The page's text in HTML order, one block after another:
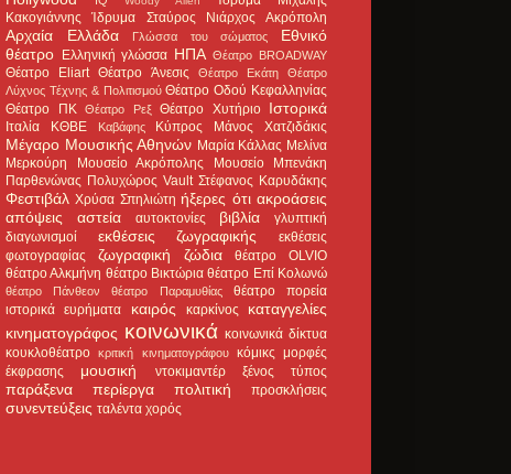
Κακογιάννης
Ίδρυμα Σταύρος Νιάρχος Ακρόπολη
Αρχαία Ελλάδα Γλώσσα του σώματος
Εθνικό
θέατρο Ελληνική γλώσσα ΗΠΑ Θέατρο BROADWAY
Θέατρο Eliart Θέατρο Άνεσις Θέατρο Εκάτη
Θέατρο
Λύχνος Τέχνης & Πολιτισμού Θέατρο Οδού Κεφαλληνίας
Θέατρο ΠΚ
Θέατρο Ρεξ Θέατρο Χυτήριο Ιστορικά
Ιταλία ΚΘΒΕ Καβάφης Κύπρος Μάνος Χατζιδάκις
Μέγαρο Μουσικής Αθηνών Μαρία Κάλλας Μελίνα
Μερκούρη
Μουσείο Ακρόπολης
Μουσείο Μπενάκη
Παρθενώνας Πολυχώρος Vault Στέφανος Καρυδάκης
Φεστιβάλ Χρύσα Σπηλιώτη ήξερες ότι ακροάσεις
απόψεις
αστεία αυτοκτονίες βιβλία
γλυπτική
διαγωνισμοί
εκθέσεις ζωγραφικής
εκθέσεις
φωτογραφίας
ζωγραφική ζώδια
θέατρο OLVIO
θέατρο Αλκμήνη θέατρο Βικτώρια θέατρο Επί Κολωνώ
θέατρο Πάνθεον θέατρο Παραμυθίας
θέατρο πορεία
ιστορικά ευρήματα
καιρός καρκίνος
καταγγελίες
κινηματογράφος κοινωνικά κοινωνικά δίκτυα
κουκλοθέατρο
κριτική κινηματογράφου κόμικς μορφές
έκφρασης
μουσική ντοκιμαντέρ ξένος τύπος
παράξενα περίεργα πολιτική προσκλήσεις
συνεντεύξεις ταλέντα χορός